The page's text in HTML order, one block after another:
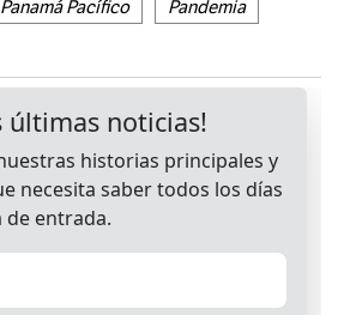
Panamá Pacífico
Pandemia